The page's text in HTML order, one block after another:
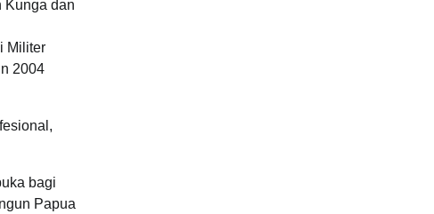
Kunga dan
Militer
2004
bagi
Papua